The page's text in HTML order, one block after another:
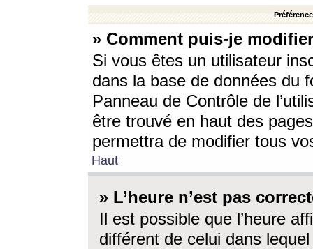
» Comment puis-je
Si vous êtes un utilisateur
dans la base de données du
Panneau de Contrôle de
être trouvé en haut des
permettra de modifier tous
Haut
» L’heure n’est pas
Il est possible que l’heure
différent de celui dans